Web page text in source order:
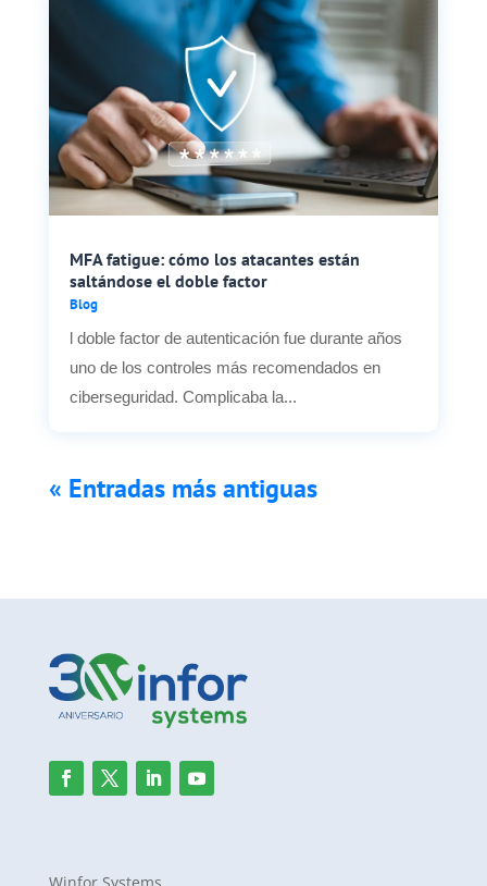
MFA fatigue: cómo los atacantes están
saltándose el doble factor
Blog
l doble factor de autenticación fue durante años
uno de los controles más recomendados en
ciberseguridad. Complicaba la...
« Entradas más antiguas
Winfor Systems